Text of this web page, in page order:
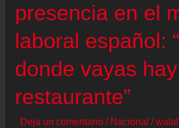
los
próximos
años”
presencia en el
laboral español:
donde vayas
restaurante”
Deja un comentario / Nacional /